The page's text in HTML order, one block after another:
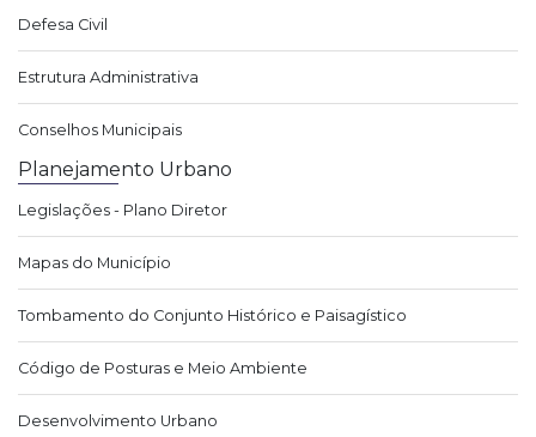
Defesa Civil
Estrutura Administrativa
Conselhos Municipais
Planejamento Urbano
Legislações - Plano Diretor
Mapas do Município
Tombamento do Conjunto Histórico e Paisagístico
Código de Posturas e Meio Ambiente
Desenvolvimento Urbano